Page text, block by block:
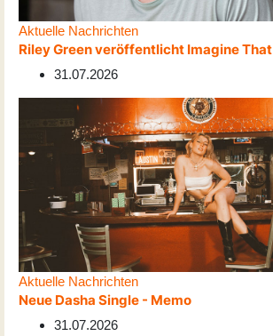
Aktuelle Nachrichten
Riley Green veröffentlicht Imagine That
31.07.2026
Aktuelle Nachrichten
Neue Dasha Single - Memo
31.07.2026